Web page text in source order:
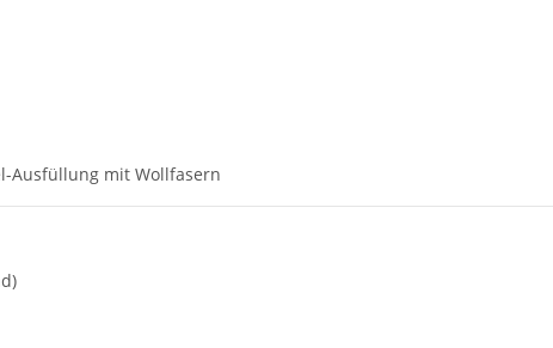
Ausfüllung mit Wollfasern